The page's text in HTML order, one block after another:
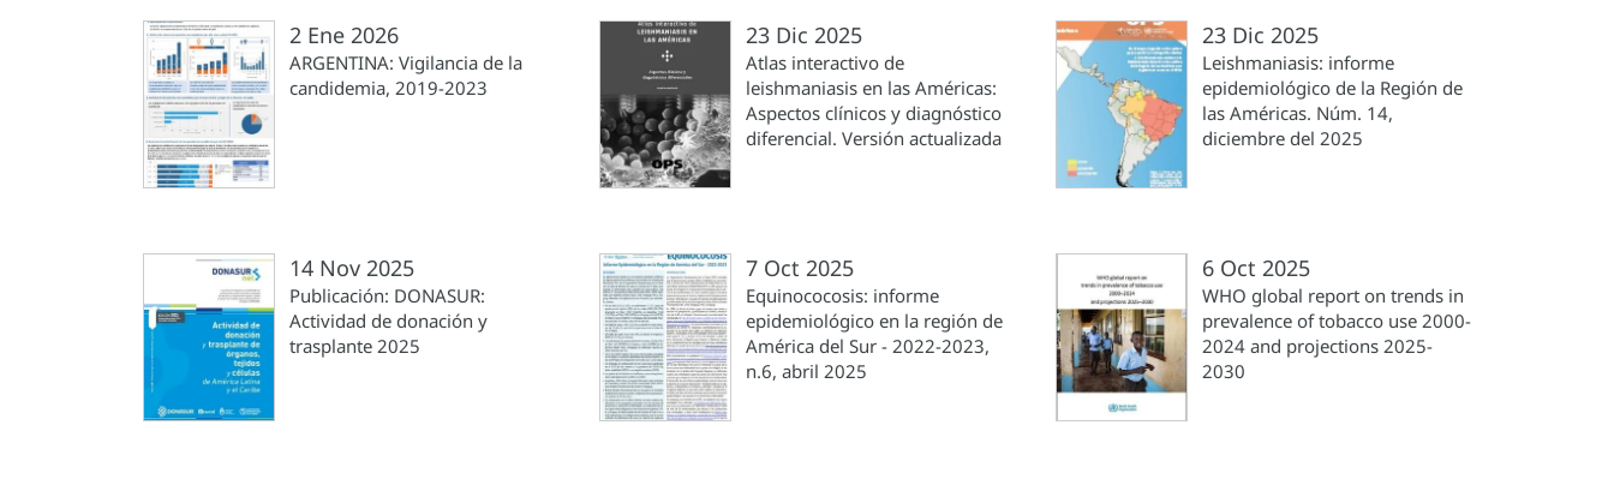
2 Ene 2026
ARGENTINA: Vigilancia de la
candidemia, 2019-2023
23 Dic 2025
Atlas interactivo de
leishmaniasis en las Américas:
Aspectos clínicos y diagnóstico
diferencial. Versión actualizada
23 Dic 2025
Leishmaniasis: informe
epidemiológico de la Región de
las Américas. Núm. 14,
diciembre del 2025
14 Nov 2025
Publicación: DONASUR:
Actividad de donación y
trasplante 2025
7 Oct 2025
Equinococosis: informe
epidemiológico en la región de
América del Sur - 2022-2023,
n.6, abril 2025
6 Oct 2025
WHO global report on trends in
prevalence of tobacco use 2000-
2024 and projections 2025-
2030